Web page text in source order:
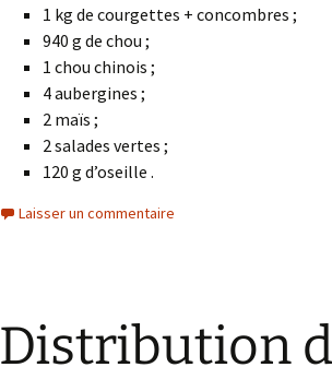
1 kg de courgettes + concombres ;
940 g de chou ;
1 chou chinois ;
4 aubergines ;
2 maïs ;
2 salades vertes ;
120 g d’oseille .
Laisser un commentaire
Distribution